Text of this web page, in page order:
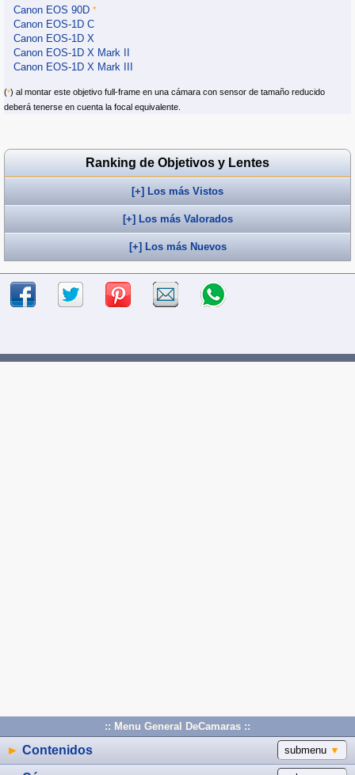
Canon EOS 90D *
Canon EOS-1D C
Canon EOS-1D X
Canon EOS-1D X Mark II
Canon EOS-1D X Mark III
(*) al montar este objetivo full-frame en una cámara con sensor de tamaño reducido
deberá tenerse en cuenta la focal equivalente.
Ranking de Objetivos y Lentes
[+] Los más Vistos
[+] Los más Valorados
[+] Los más Nuevos
:: Menu General DeCamaras ::
submenu ▼
► Contenidos